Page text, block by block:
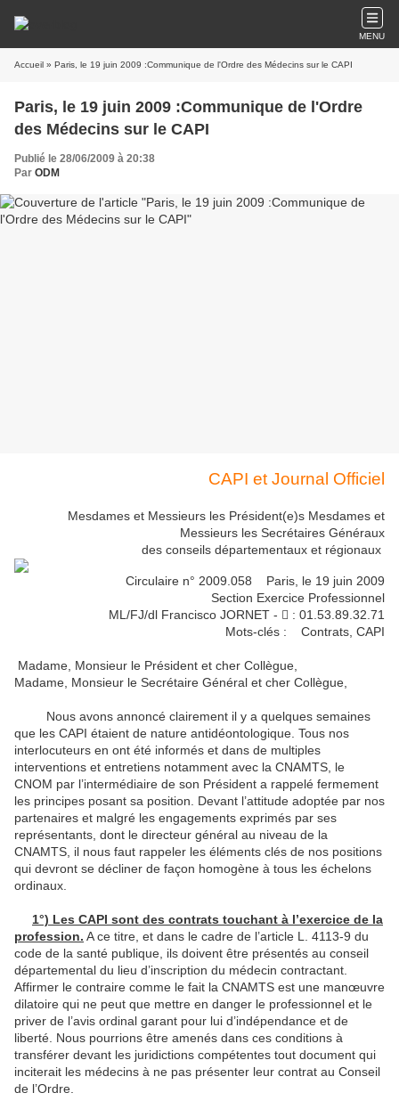
MENU
Accueil » Paris, le 19 juin 2009 :Communique de l'Ordre des Médecins sur le CAPI
Paris, le 19 juin 2009 :Communique de l'Ordre
des Médecins sur le CAPI
Publié le 28/06/2009 à 20:38
Par ODM
CAPI et Journal Officiel
Mesdames et Messieurs les Président(e)s Mesdames et
Messieurs les Secrétaires Généraux
des conseils départementaux et régionaux
Circulaire n° 2009.058 Paris, le 19 juin 2009
Section Exercice Professionnel
ML/FJ/dl Francisco JORNET -  : 01.53.89.32.71
Mots-clés : Contrats, CAPI
Madame, Monsieur le Président et cher Collègue,
Madame, Monsieur le Secrétaire Général et cher Collègue,
Nous avons annoncé clairement il y a quelques semaines
que les CAPI étaient de nature antidéontologique. Tous nos
interlocuteurs en ont été informés et dans de multiples
interventions et entretiens notamment avec la CNAMTS, le
CNOM par l’intermédiaire de son Président a rappelé fermement
les principes posant sa position. Devant l’attitude adoptée par nos
partenaires et malgré les engagements exprimés par ses
représentants, dont le directeur général au niveau de la
CNAMTS, il nous faut rappeler les éléments clés de nos positions
qui devront se décliner de façon homogène à tous les échelons
ordinaux.
1°) Les CAPI sont des contrats touchant à l’exercice de la
profession. A ce titre, et dans le cadre de l’article L. 4113-9 du
code de la santé publique, ils doivent être présentés au conseil
départemental du lieu d’inscription du médecin contractant.
Affirmer le contraire comme le fait la CNAMTS est une manœuvre
dilatoire qui ne peut que mettre en danger le professionnel et le
priver de l’avis ordinal garant pour lui d’indépendance et de
liberté. Nous pourrions être amenés dans ces conditions à
transférer devant les juridictions compétentes tout document qui
inciterait les médecins à ne pas présenter leur contrat au Conseil
de l’Ordre.